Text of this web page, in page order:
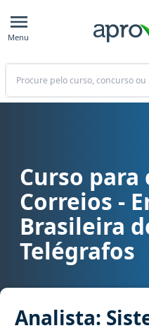
Menu
Buscar
Curso para concurso Correios
Curso para
Correios -
Brasileira
Telégrafos
Analista: